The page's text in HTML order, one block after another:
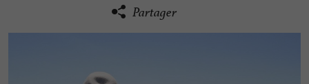
Partager